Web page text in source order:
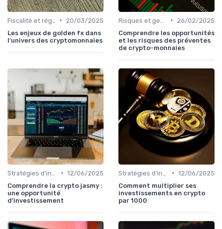
•
20/03/2025
Les enjeux de golden fx dans
l'univers des cryptomonnaies
•
26/02/2025
Comprendre les opportunités
et les risques des préventes
de crypto-monnaies
• 12/06/2025
Comprendre la crypto jasmy :
une opportunité
d'investissement
• 12/06/2025
Comment multiplier ses
investissements en crypto
par 1000